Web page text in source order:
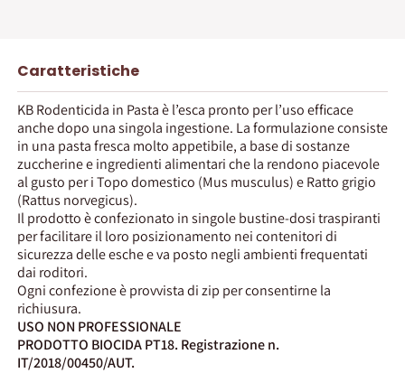
Caratteristiche
KB Rodenticida in Pasta è l’esca pronto per l’uso efficace
anche dopo una singola ingestione. La formulazione consiste
in una pasta fresca molto appetibile, a base di sostanze
zuccherine e ingredienti alimentari che la rendono piacevole
al gusto per i Topo domestico (Mus musculus) e Ratto grigio
(Rattus norvegicus).
Il prodotto è confezionato in singole bustine-dosi traspiranti
per facilitare il loro posizionamento nei contenitori di
sicurezza delle esche e va posto negli ambienti frequentati
dai roditori.
Ogni confezione è provvista di zip per consentirne la
richiusura.
USO NON PROFESSIONALE
PRODOTTO BIOCIDA PT18. Registrazione n.
IT/2018/00450/AUT.